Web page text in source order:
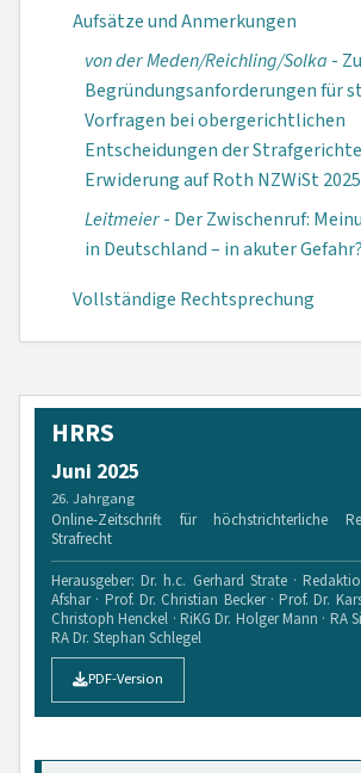
Aufsätze und Anmerkungen
von der Meden/Reichling/Solka -
Begründungsanforderungen für
Vorfragen bei obergerichtlichen
Entscheidungen der
Erwiderung auf Roth NZWiSt
Leitmeier- Der Zwischenruf:
in Deutschland – in akuter Gefahr?
Vollständige Rechtsprechung
HRRS
Juni 2025
26. Jahrgang
Online-Zeitschrift für höchstrichterliche
Strafrecht
Herausgeber: Dr. h.c. Gerhard Strate ·
Afshar · Prof. Dr. Christian Becker · Prof. Dr.
Christoph Henckel · RiKG Dr. Holger Mann · RA
RA Dr. Stephan Schlegel
PDF-Version